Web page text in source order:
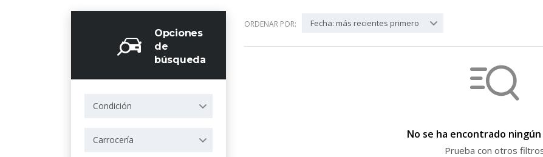
Opciones
de
búsqueda
Condición
Carrocería
ORDENAR POR: Fecha: más recientes primero
No se ha encontrado
Prueba con otros